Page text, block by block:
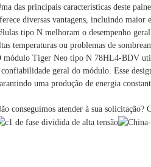
das principais características deste
diversas vantagens, incluindo
tipo N melhoram o desempenho
temperaturas ou problemas de
módulo Tiger Neo tipo N 78HL4-BDV
confiabilidade geral do módulo. Esse
uma produção de energia
conseguimos atender à sua solicitação?